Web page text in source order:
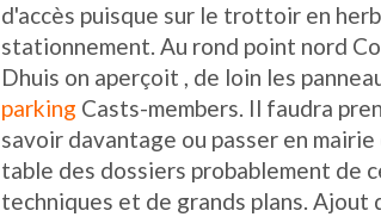
d'accès puisque sur le trottoir en
stationnement. Au rond point nord
Dhuis on aperçoit , de loin les
parking Casts-members. Il faudra
savoir davantage ou passer en
table des dossiers probablement de
techniques et de grands plans. Ajout